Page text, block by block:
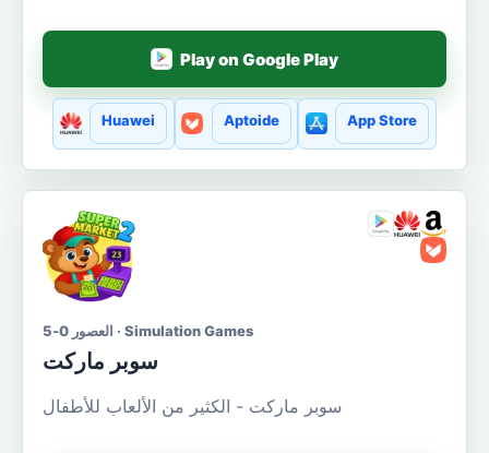
Play on Google Play
Huawei Aptoide App Store
العصور 0-5 · Simulation Games
سوبر ماركت
سوبر ماركت - الكثير من الألعاب للأطفال